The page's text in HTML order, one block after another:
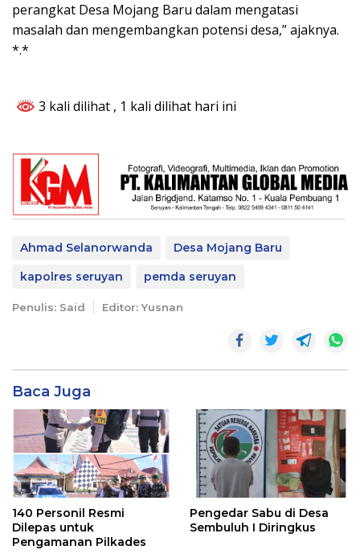
perangkat Desa Mojang Baru dalam mengatasi
masalah dan mengembangkan potensi desa,” ajaknya.
*.*
3 kali dilihat , 1 kali dilihat hari ini
Ahmad Selanorwanda
Desa Mojang Baru
kapolres seruyan
pemda seruyan
Penulis: Said Editor: Yusnan
Baca Juga
140 Personil Resmi
Dilepas untuk
Pengamanan Pilkades
Pengedar Sabu di Desa
Sembuluh I Diringkus